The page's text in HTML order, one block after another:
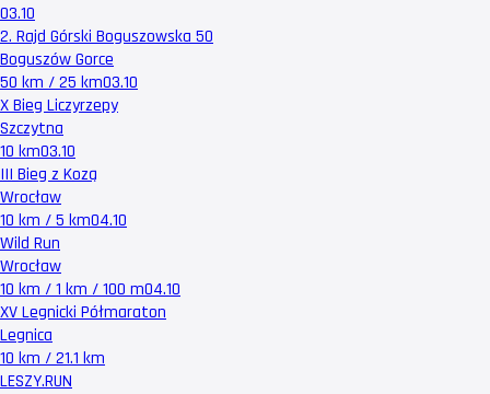
03.10
2. Rajd Górski Boguszowska 50
Boguszów Gorce
50 km / 25 km03.10
X Bieg Liczyrzepy
Szczytna
10 km03.10
III Bieg z Kozą
Wrocław
10 km / 5 km04.10
Wild Run
Wrocław
10 km / 1 km / 100 m04.10
XV Legnicki Półmaraton
Legnica
10 km / 21.1 km
LESZY.RUN